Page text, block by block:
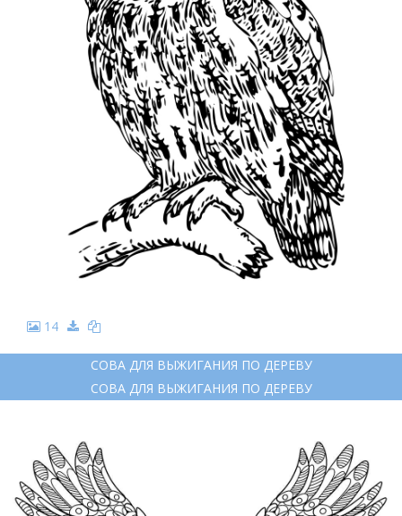
14
СОВА ДЛЯ ВЫЖИГАНИЯ ПО ДЕРЕВУ
СОВА ДЛЯ ВЫЖИГАНИЯ ПО ДЕРЕВУ